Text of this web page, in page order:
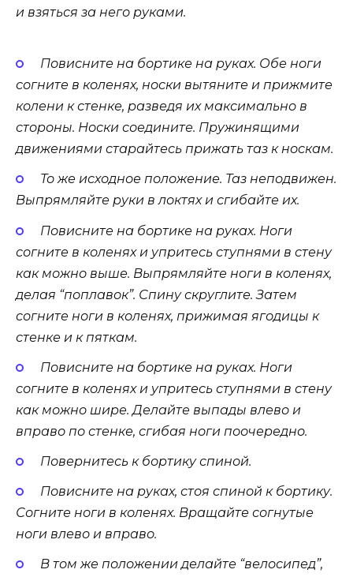
и взяться за него руками.
Повисните на бортике на руках. Обе ноги
согните в коленях, носки вытяните и прижмите
колени к стенке, разведя их максимально в
стороны. Носки соедините. Пружинящими
движениями старайтесь прижать таз к носкам.
То же исходное положение. Таз неподвижен.
Выпрямляйте руки в локтях и сгибайте их.
Повисните на бортике на руках. Ноги
согните в коленях и упритесь ступнями в стену
как можно выше. Выпрямляйте ноги в коленях,
делая “поплавок”. Спину скруглите. Затем
согните ноги в коленях, прижимая ягодицы к
стенке и к пяткам.
Повисните на бортике на руках. Ноги
согните в коленях и упритесь ступнями в стену
как можно шире. Делайте выпады влево и
вправо по стенке, сгибая ноги поочередно.
Повернитесь к бортику спиной.
Повисните на руках, стоя спиной к бортику.
Согните ноги в коленях. Вращайте согнутые
ноги влево и вправо.
В том же положении делайте “велосипед”,